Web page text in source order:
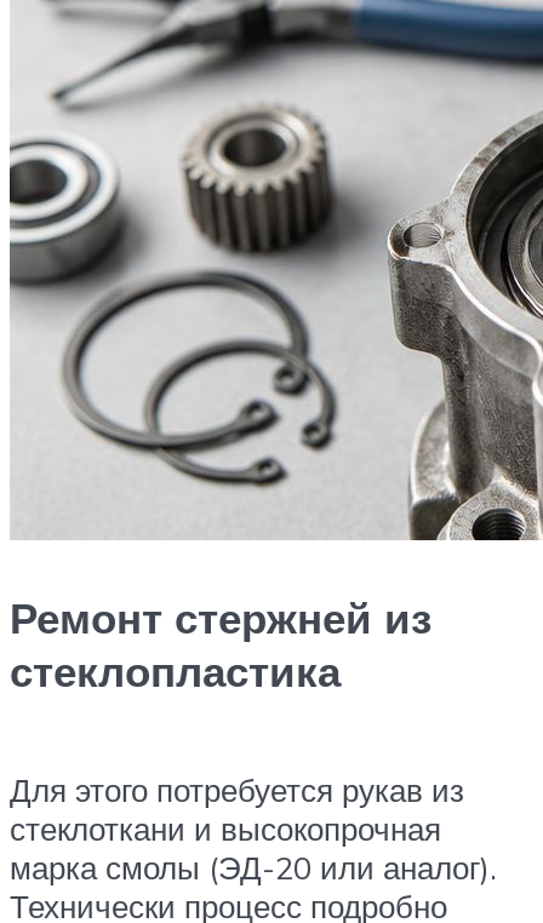
Ремонт стержней из
стеклопластика
Для этого потребуется рукав из
стеклоткани и высокопрочная
марка смолы (ЭД-20 или аналог).
Технически процесс подробно